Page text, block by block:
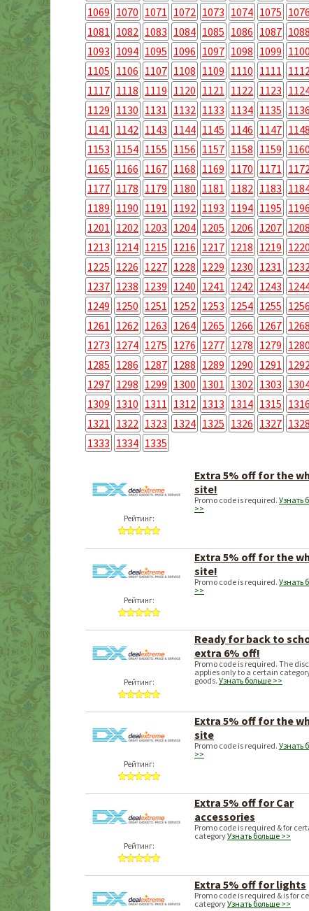
1069 1070 1071 1072 1073 1074 1075 1076
1081 1082 1083 1084 1085 1086 1087 1088
1093 1094 1095 1096 1097 1098 1099 1100
1105 1106 1107 1108 1109 1110 1111
1117 1118 1119 1120 1121 1122 1123
1129 1130 1131 1132 1133 1134 1135 1136
1141 1142 1143 1144 1145 1146 1147 1148
1153 1154 1155 1156 1157 1158 1159 1160
1165 1166 1167 1168 1169 1170 1171
1177 1178 1179 1180 1181 1182 1183
1189 1190 1191 1192 1193 1194 1195 1196
1201 1202 1203 1204 1205 1206 1207 1208
1213 1214 1215 1216 1217 1218 1219 1220
1225 1226 1227 1228 1229 1230 1231
1237 1238 1239 1240 1241 1242 1243
1249 1250 1251 1252 1253 1254 1255 1256
1261 1262 1263 1264 1265 1266 1267 1268
1273 1274 1275 1276 1277 1278 1279 1280
1285 1286 1287 1288 1289 1290 1291
1297 1298 1299 1300 1301 1302 1303
1309 1310 1311 1312 1313 1314 1315 1316
1321 1322 1323 1324 1325 1326 1327 1328
1333 1334 1335
Рейтинг:
Extra 5% off for the
site!
Promo code is required. Узнать
>>
Рейтинг:
Extra 5% off for the
site!
Promo code is required. Узнать
>>
Рейтинг:
Ready for back to
extra 6% off!
Promo code is required. The
applies only to a certain
goods. Узнать больше >>
Рейтинг:
Extra 5% off for the
site
Promo code is required. Узнать
>>
Рейтинг:
Extra 5% off for Car
accessories
Promo code is required & for
categoryУзнать больше >>
Extra 5% off for lights
Promo code is required & is for
categoryУзнать больше >>